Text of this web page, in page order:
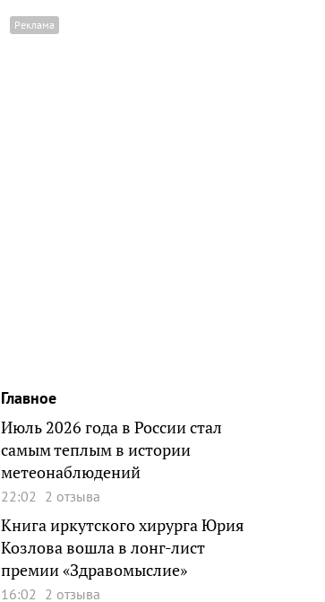
Главное
Июль 2026 года в России стал
самым теплым в истории
метеонаблюдений
22:02 2 отзыва
Книга иркутского хирурга Юрия
Козлова вошла в лонг-лист
премии «Здравомыслие»
16:02 2 отзыва